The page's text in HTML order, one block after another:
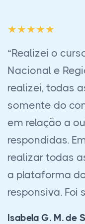
“Empresa
certamente
incrível. Fiz
respeito aqui
curso me
presencial. Eu
trabalho,
meus colegas
Yuri C.M.Oliveira